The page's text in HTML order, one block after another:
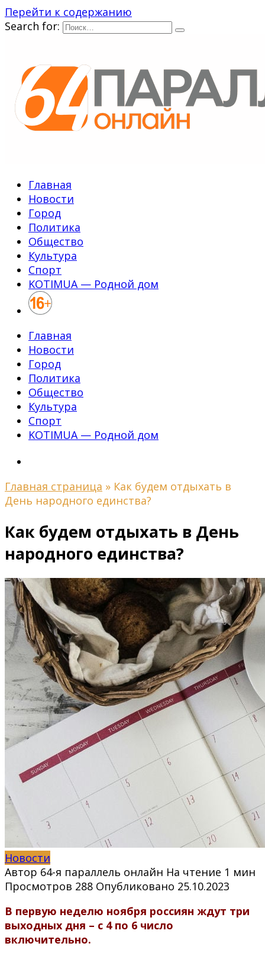
Перейти к содержанию
Search for:
Главная
Новости
Город
Политика
Общество
Культура
Спорт
KOTIMUA — Родной дом
Главная
Новости
Город
Политика
Общество
Культура
Спорт
KOTIMUA — Родной дом
Главная страница » Как будем отдыхать в
День народного единства?
Как будем отдыхать в День
народного единства?
Новости
Автор 64-я параллель онлайн На чтение 1 мин
Просмотров 288 Опубликовано 25.10.2023
В первую неделю ноября россиян ждут три
выходных дня – с 4 по 6 число
включительно.